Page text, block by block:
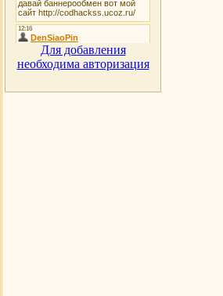
Для добавления
необходима авторизация